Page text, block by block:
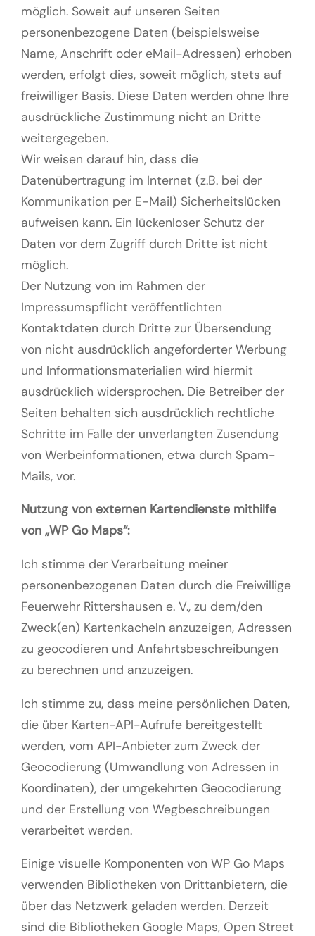
möglich. Soweit auf unseren Seiten
personenbezogene Daten (beispielsweise
Name, Anschrift oder eMail-Adressen) erhoben
werden, erfolgt dies, soweit möglich, stets auf
freiwilliger Basis. Diese Daten werden ohne Ihre
ausdrückliche Zustimmung nicht an Dritte
weitergegeben.
Wir weisen darauf hin, dass die
Datenübertragung im Internet (z.B. bei der
Kommunikation per E-Mail) Sicherheitslücken
aufweisen kann. Ein lückenloser Schutz der
Daten vor dem Zugriff durch Dritte ist nicht
möglich.
Der Nutzung von im Rahmen der
Impressumspflicht veröffentlichten
Kontaktdaten durch Dritte zur Übersendung
von nicht ausdrücklich angeforderter Werbung
und Informationsmaterialien wird hiermit
ausdrücklich widersprochen. Die Betreiber der
Seiten behalten sich ausdrücklich rechtliche
Schritte im Falle der unverlangten Zusendung
von Werbeinformationen, etwa durch Spam-
Mails, vor.
Nutzung von externen Kartendienste mithilfe
von „WP Go Maps“:
Ich stimme der Verarbeitung meiner
personenbezogenen Daten durch die Freiwillige
Feuerwehr Rittershausen e. V., zu dem/den
Zweck(en) Kartenkacheln anzuzeigen, Adressen
zu geocodieren und Anfahrtsbeschreibungen
zu berechnen und anzuzeigen.
Ich stimme zu, dass meine persönlichen Daten,
die über Karten-API-Aufrufe bereitgestellt
werden, vom API-Anbieter zum Zweck der
Geocodierung (Umwandlung von Adressen in
Koordinaten), der umgekehrten Geocodierung
und der Erstellung von Wegbeschreibungen
verarbeitet werden.
Einige visuelle Komponenten von WP Go Maps
verwenden Bibliotheken von Drittanbietern, die
über das Netzwerk geladen werden. Derzeit
sind die Bibliotheken Google Maps, Open Street